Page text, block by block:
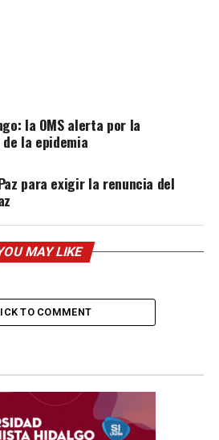
la OMS alerta por la
la epidemia
para exigir la renuncia del
MAY LIKE
TO COMMENT